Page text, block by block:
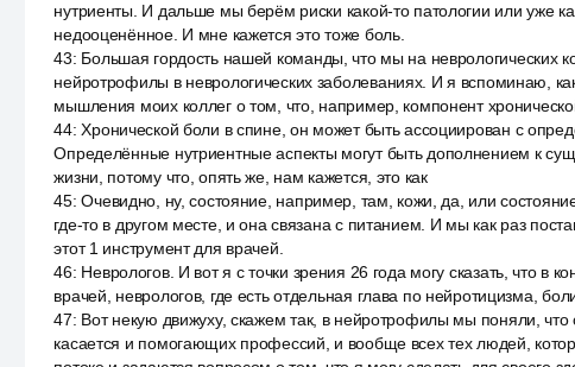
нутриенты. И дальше мы берём риски какой-то патологии или уже
недооценённое. И мне кажется это тоже боль.
43: Большая гордость нашей команды, что мы на неврологических
нейротрофилы в неврологических заболеваниях. И я вспоминаю,
мышления моих коллег о том, что, например, компонент
44:Хронической боли в спине, он может быть ассоциирован с
Определённые нутриентные аспекты могут быть дополнением к
жизни, потому что, опять же, нам кажется, это как
45:Очевидно, ну, состояние, например, там, кожи, да, или
где-то в другом месте, и она связана с питанием. И мы как раз
этот 1 инструмент для врачей.
46: Неврологов. И вот я с точки зрения 26 года могу сказать, что в
врачей, неврологов, где есть отдельная глава по нейротицизма,
47: Вот некую движуху, скажем так, в нейротрофилы мы поняли,
касается и помогающих профессий, и вообще всех тех людей,